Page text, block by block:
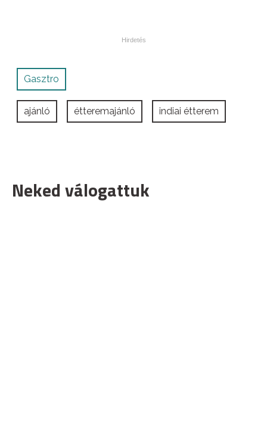
Gasztro
ajánló étteremajánló indiai étterem
Neked válogattuk